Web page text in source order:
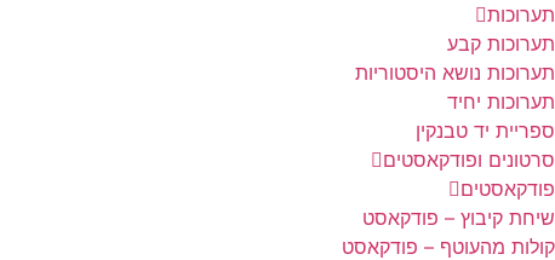
תערוכות
תערוכות קבע
תערוכות נושא היסטוריות
תערוכות יחיד
ספריית יד טבנקין
סרטונים ופודקאסטים
פודקאסטים
שיחת קיבוץ – פודקאסט
קולות מהעוטף – פודקאסט